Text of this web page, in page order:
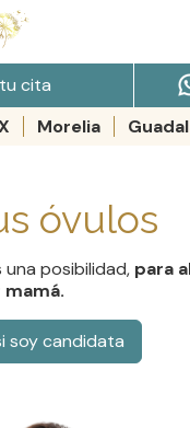
cita
Morelia
óvulos
posibilidad, para
soy candidata